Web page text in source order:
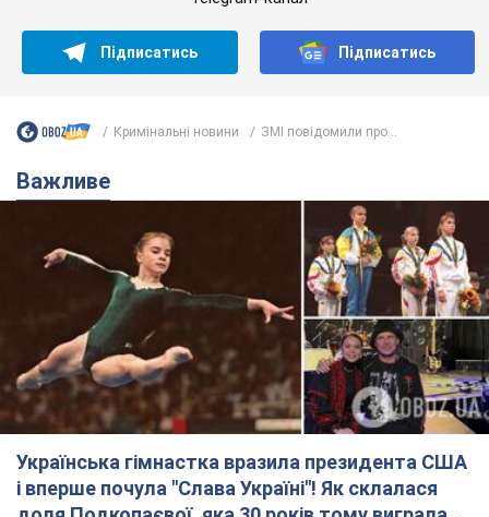
Українська гімнастка вразила президента США
і вперше почула "Слава Україні"! Як склалася
доля Подкопаєвої, яка 30 років тому виграла
"золото" Олімпіади
У фанатів донеччанки зберігся великий шматок килимового
покриття з надписом "Атланта-1996"
8.08.2026 18:30 39,3 т.
На Прикарпатті після аномальної
спеки пройшла потужна злива:
дороги перетворились на річки.